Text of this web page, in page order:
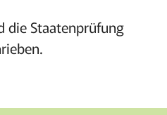
die Staatenprüfung